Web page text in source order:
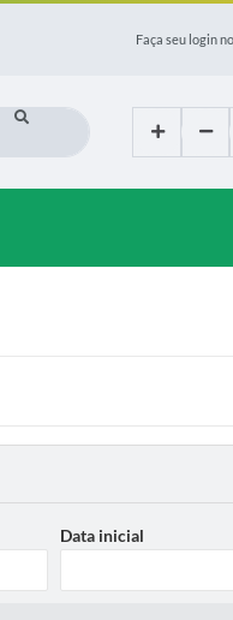
Faça seu login
Data inicial